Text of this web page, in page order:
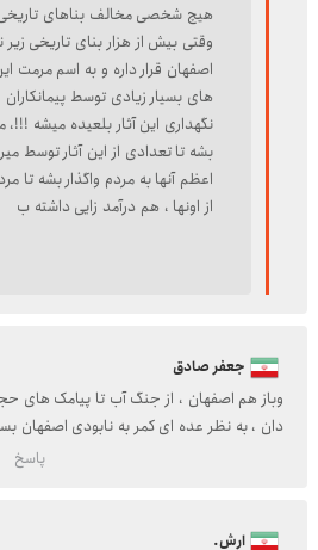
هیچ شخصی مخالف بناهای
وقتی بیش از هزار بنای تاریخی
اصفهان قرار داره و به اسم مرمت
های بسیار زیادی توسط
نگهداری این آثار بلعیده میشه
بشه تا تعدادی از این آثار توسط
اعظم آنها به مردم واگذار بشه تا
از اونها ، هم درآمد زایی داشته ب
جعفر صادق
وباز هم اصفهان ، از جنگ آب تا پیامک های
دان ، به نظر عده ای کمر به نابودی اصفهان
پاسخ
ارش.